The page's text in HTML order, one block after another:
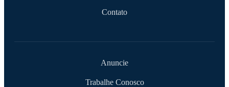
Contato
Anuncie
Trabalhe Conosco